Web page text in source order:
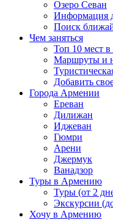
Озеро Севан
Информация
Поиск
Чем заняться
Топ 10 мест
Маршруты и
Добавить
Города Армении
Ереван
Дилижан
Иджеван
Гюмри
Арени
Джермук
Ванадзор
Туры в Армению
Туры (от 2
Экскурсии
Хочу в Армению